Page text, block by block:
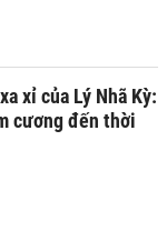
xỉ của Lý Nhã Kỳ:
cương đến thời